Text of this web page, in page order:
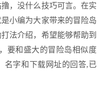
，没什么技巧可言。在实
小编为大家带来的冒险岛
法介绍，希望能够帮助到
要和盛大的冒险岛相似度
名字和下载网址的回答,已